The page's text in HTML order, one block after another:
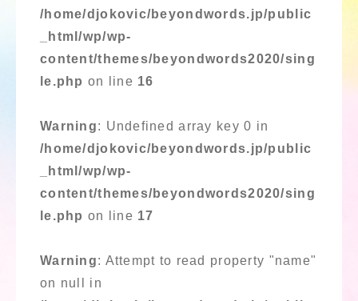
/home/djokovic/beyondwords.jp/public
_html/wp/wp-
content/themes/beyondwords2020/sing
le.php on line 16
Warning: Undefined array key 0 in
/home/djokovic/beyondwords.jp/public
_html/wp/wp-
content/themes/beyondwords2020/sing
le.php on line 17
Warning: Attempt to read property "name"
on null in